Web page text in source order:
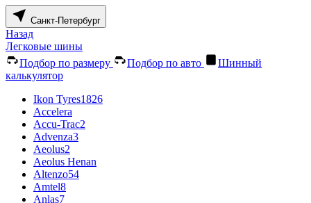
Санкт-Петербург
Назад
Легковые шины
Подбор по размеру
Подбор по авто
Шинный
калькулятор
Ikon Tyres1826
Accelera
Accu-Trac2
Advenza3
Aeolus2
Aeolus Henan
Altenzo54
Amtel8
Anlas7